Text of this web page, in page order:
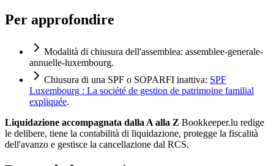
Per approfondire
Modalità di chiusura dell'assemblea: assemblee-generale-
annuelle-luxembourg.
Chiusura di una SPF o SOPARFI inattiva: SPF
Luxembourg : La société de gestion de patrimoine familial
expliquée.
Liquidazione accompagnata dalla A alla Z Bookkeeper.lu redige
le delibere, tiene la contabilità di liquidazione, protegge la fiscalità
dell'avanzo e gestisce la cancellazione dal RCS.